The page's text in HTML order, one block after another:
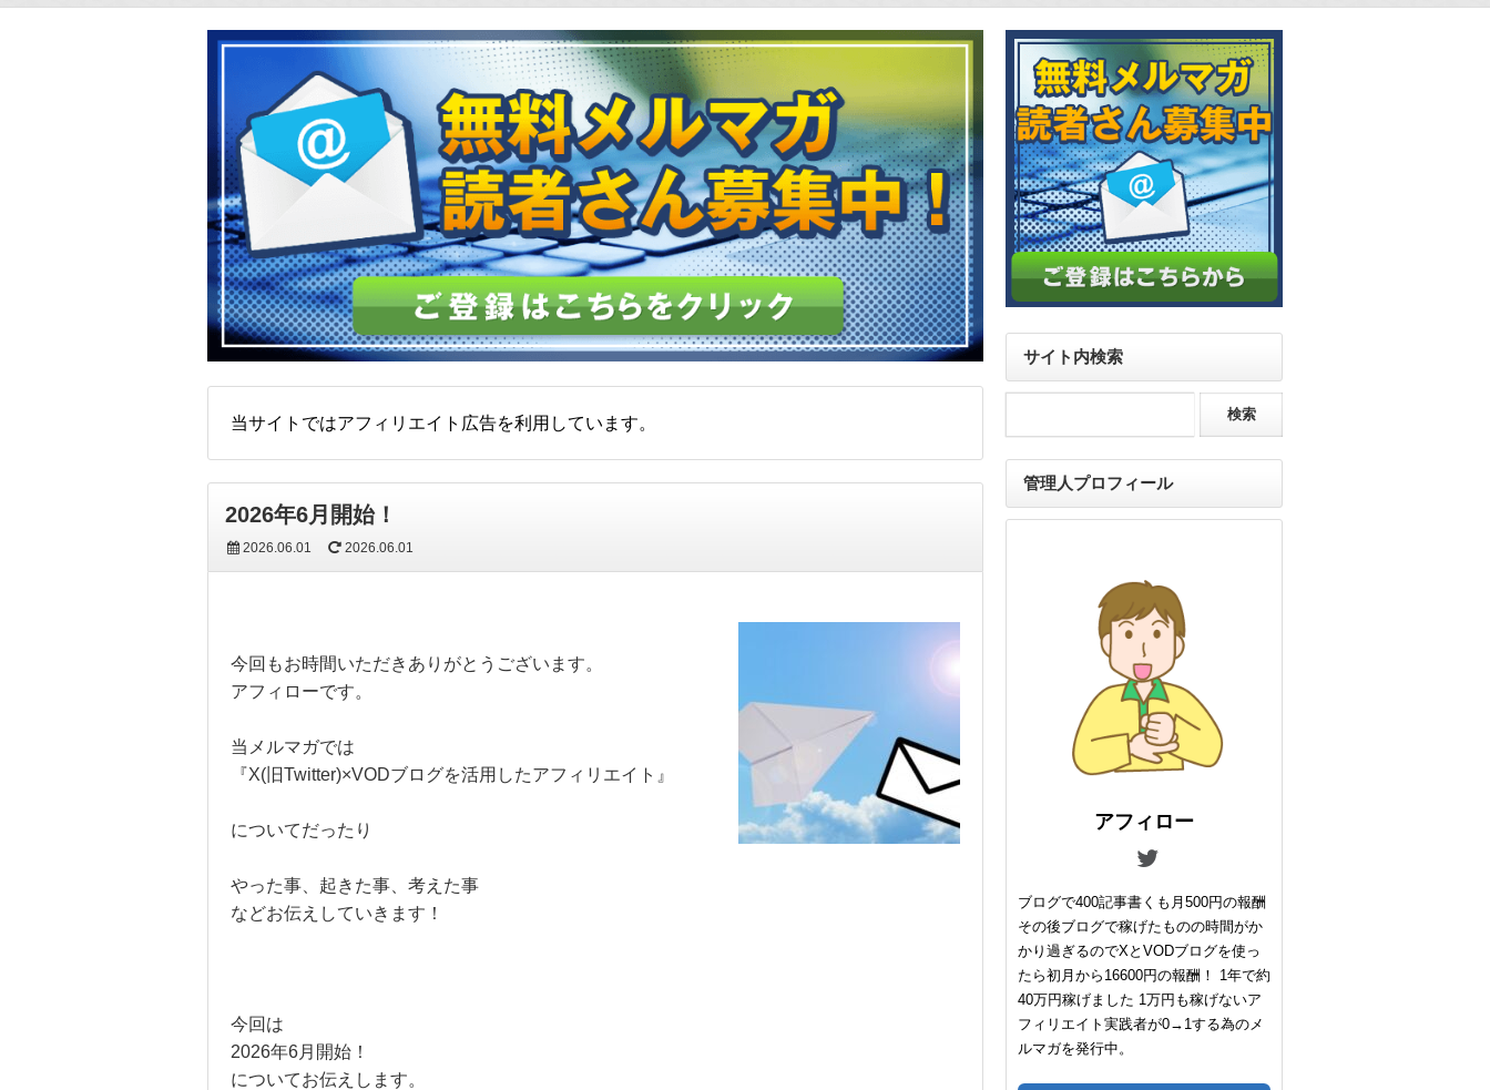
当サイトではアフィリエイト広告を利用しています。
2026年6月開始！
2026.06.01 2026.06.01
今回もお時間いただきありがとうございます。
アフィローです。
当メルマガでは
『X(旧Twitter)×VODブログを活用したアフィリエイト』
についてだったり
やった事、起きた事、考えた事
などお伝えしていきます！
今回は
2026年6月開始！
についてお伝えします。
サイト内検索
管理人プロフィール
アフィロー
ブログで400記事書くも月500円の報酬
その後ブログで稼げたものの時間がか
かり過ぎるのでXとVODブログを使っ
たら初月から16600円の報酬！ 1年で約
40万円稼げました 1万円も稼げないア
フィリエイト実践者が0→1する為のメ
ルマガを発行中。